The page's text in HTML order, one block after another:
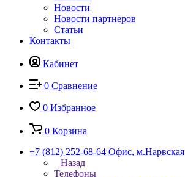
Новости
Новости партнеров
Статьи
Контакты
Кабинет
0 Сравнение
0 Избранное
0 Корзина
+7 (812) 252-68-64 Офис, м.Нарвская
Назад
Телефоны